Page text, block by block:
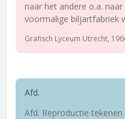
naar het andere o.a.
voormalige biljartfabriek
Grafisch Lyceum Utrecht,
Afd.
Afd. Reproductie